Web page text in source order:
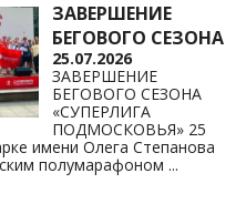
ЗАВЕРШЕНИЕ
БЕГОВОГО СЕЗОНА
25.07.2026
ЗАВЕРШЕНИЕ
БЕГОВОГО СЕЗОНА
«СУПЕРЛИГА
ПОДМОСКОВЬЯ» 25
имени Олега Степанова
полумарафоном ...